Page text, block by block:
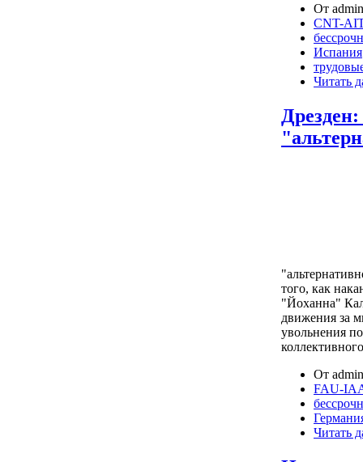
От
CNT-
Испания
Читать
того, как
"Йоханна"
движения за
увольнения
От
FAU-
Читать